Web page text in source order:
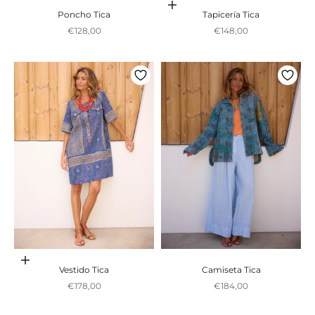
Poncho Tica
Preço promocional
€128,00
Adicionar ao carrinho
Tapicería Tica
Preço promocional
€148,00
Adicionar ao carrinho
Vestido Tica
Preço promocional
€178,00
Camiseta Tica
Preço promocional
€184,00